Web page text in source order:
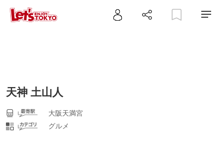
天神 土山人
大阪天満宮
グルメ